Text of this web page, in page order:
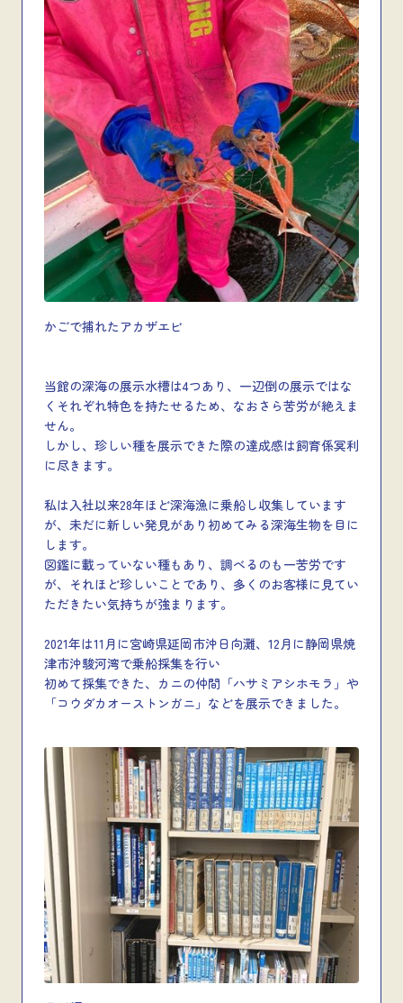
かごで捕れたアカザエビ
当館の深海の展示水槽は4つあり、一辺倒の展示ではな
くそれぞれ特色を持たせるため、なおさら苦労が絶えま
せん。
しかし、珍しい種を展示できた際の達成感は飼育係冥利
に尽きます。
私は入社以来28年ほど深海漁に乗船し収集しています
が、未だに新しい発見があり初めてみる深海生物を目に
します。
図鑑に載っていない種もあり、調べるのも一苦労です
が、それほど珍しいことであり、多くのお客様に見てい
ただきたい気持ちが強まります。
2021年は11月に宮崎県延岡市沖日向灘、12月に静岡県焼
津市沖駿河湾で乗船採集を行い
初めて採集できた、カニの仲間「ハサミアシホモラ」や
「コウダカオーストンガニ」などを展示できました。